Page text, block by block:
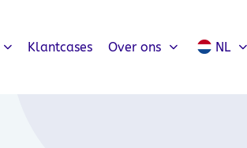
Klantcases Over ons NL